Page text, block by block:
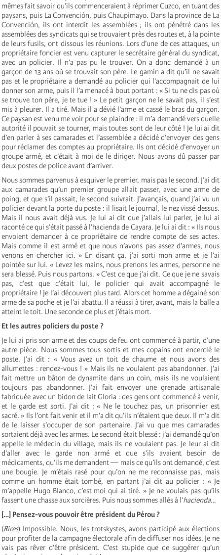
mêmes fait savoir qu’ils commenceraient à réprimer Cuzco, en tuant des
paysans, puis La Convención, puis Chaupimayo. Dans la province de La
Convención, ils ont interdit les assemblées ; ils ont pénétré dans les
assemblées des syndicats qui se trouvaient près des routes et, à la pointe
de leurs fusils, ont dissous les réunions. Lors d’une de ces attaques, un
propriétaire foncier est venu capturer le secrétaire général du syndicat,
avec un policier. Il n’a pas pu le trouver. On a donc demandé à un
garçon de 13 ans où se trouvait son père. Le gamin a dit qu’il ne savait
pas et le propriétaire a demandé au policier qui l’accompagnait de lui
donner son arme, puis il l’a menacé à bout portant : « Si tu ne dis pas où
se trouve ton père, je te tue ! » Le petit garçon ne le savait pas, il s’est
mis à pleurer. Il a tiré. Mais il a dévié l’arme et cassé le bras du garçon.
Ce paysan est venu me voir pour se plaindre : il m’a demandé vers quelle
autorité il pouvait se tourner, mais toutes sont de leur côté ! Je lui ai dit
d’en parler à ses camarades et l’assemblée a décidé d’envoyer des gens
pour réclamer des comptes au propriétaire. Ils ont décidé d’envoyer un
groupe armé, et c’était à moi de le diriger. Nous avons dû passer par
deux postes de police avant d’arriver.
Nous sommes parvenus à esquiver le premier, mais pas le second. J’ai dit
aux camarades qu’un premier groupe allait passer, avec une arme de
poing, et que s’il passait, le second suivrait. J’avançais, quand j’ai vu un
policier devant la porte du poste : il lisait le journal, le nez vissé dessus.
Mais il nous avait déjà vus. Je lui ai dit que j’allais lui parler, je lui ai
raconté ce qui s’était passé à l’hacienda de Cayara. Je lui ai dit : « Ils nous
envoient demander à ce propriétaire de rendre compte de ses actes.
Mais comme il est armé et que nous n’avons pas assez d’armes, nous
venons en chercher ici. » En disant ça, j’ai sorti mon arme et je l’ai
pointée sur lui. « Levez les mains, nous prenons les armes, personne ne
sera blessé. Puis nous partons. » C’est ce que j’ai dit. Ce que je ne savais
pas, c’est que c’était lui, le policier qui avait accompagné le
propriétaire ! Je l’ai découvert plus tard. Alors cet homme a dégainé son
arme de sa poche et je l’ai abattu. Il a réussi à tirer, avant, mais la balle a
atteint le toit. Une seconde de plus et j’étais mort.
Et les autres policiers du poste ?
Je lui ai pris son arme et des coups de feu ont commencé à partir, d’une
autre pièce. Nous sommes tous sortis et mes copains ont encerclé le
poste. J’ai dit : « Vous avez un toit de chaume et nous avons des
allumettes : rendez-vous ! » Mais ils ne voulaient pas abandonner. J’ai
fait mettre un bâton de dynamite dans un coin, mais ils ne voulaient
toujours pas abandonner. J’ai fait envoyer une grenade artisanale
fabriquée avec un bidon de lait Gloria : des gens ont commencé à venir,
et le garde est sorti. J’ai dit : « Ne le touchez pas, un prisonnier est
sacré. » Ils l’ont fait venir et il m’a dit qu’ils n’étaient que deux. Il m’a dit
de le laisser s’occuper de son partenaire. J’ai vu que mes camarades
sortaient déjà avec les armes. Le second était blessé : j’ai demandé qu’on
appelle le médecin du village, mais ils ne voulaient pas. Je leur ai dit
d’aller avec le garde non armé et que s’ils avaient besoin de
médicaments, qu’ils me demandent — mais ce qu’ils ont demandé, c’est
une bougie. Je m’étais rasé pour qu’on ne me reconnaisse pas, mais
comme un homme était tombé, en partant j’ai dit au policier : « Je
m’appelle Hugo Blanco, c’est moi qui ai tiré. » Je ne voulais pas qu’ils
fassent une chasse aux sorcières. Puis nous sommes allés à l’hacienda…
[…] Pensez-vous pouvoir être président du Pérou ?
(Rires) Impossible. Nous, les trotskystes, avons participé aux élections
pour profiter de la campagne électorale afin de diffuser nos idées. Je ne
vais pas rêver d’être président. C’est stupide que de suggérer qu’un